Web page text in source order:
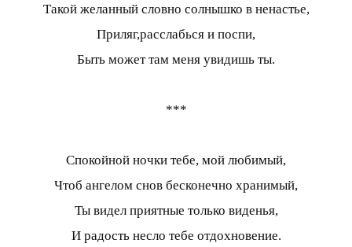
Такой желанный словно солнышко в ненастье,
Приляг,расслабься и поспи,
Быть может там меня увидишь ты.
***
Спокойной ночки тебе, мой любимый,
Чтоб ангелом снов бесконечно хранимый,
Ты видел приятные только виденья,
И радость несло тебе отдохновение.